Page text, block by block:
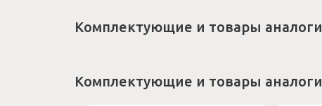
Комплектующие и товары аналоги
Комплектующие и товары аналоги